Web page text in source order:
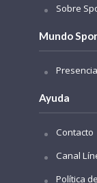
Sobre
Mundo
Ayuda
Contacto
Canal
Política